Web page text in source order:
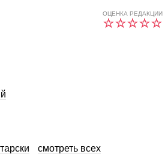
ОЦЕНКА РЕДАКЦИИ
смотреть всех